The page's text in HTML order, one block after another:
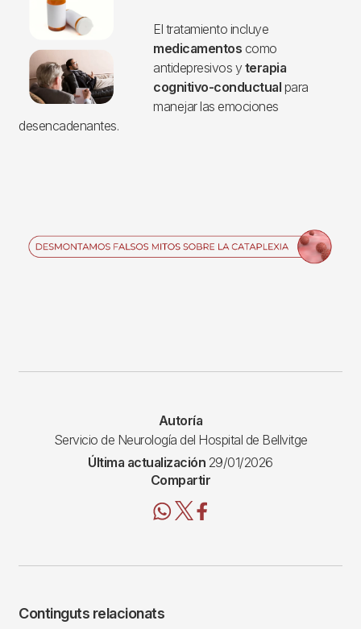
El tratamiento incluye
medicamentos como
antidepresivos y terapia
cognitivo-conductual para
manejar las emociones
desencadenantes.
Imagen
Autoría
Servicio de Neurología del Hospital de Bellvitge
Última actualización 29/01/2026
Compartir
Continguts relacionats